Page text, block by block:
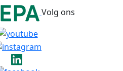
Volg ons